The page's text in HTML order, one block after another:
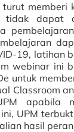
turut
tidak dapat
19, latihan
webinar ini
untuk
Classroom
apabila
UPM
hasil